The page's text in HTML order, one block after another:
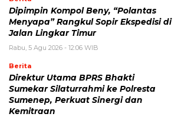
Dipimpin Kompol Beny, “Polantas
Menyapa” Rangkul Sopir Ekspedisi di
Jalan Lingkar Timur
Rabu, 5 Agu 2026 - 12:06 WIB
Berita
Direktur Utama BPRS Bhakti
Sumekar Silaturrahmi ke Polresta
Sumenep, Perkuat Sinergi dan
Kemitraan